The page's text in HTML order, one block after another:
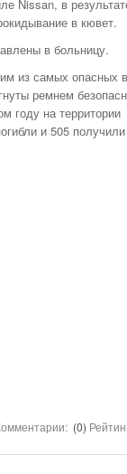
И
Nissan, в
в кювет.
в больницу.
из самых опасных
ремнем
году на территории
и 505 получили
(0)